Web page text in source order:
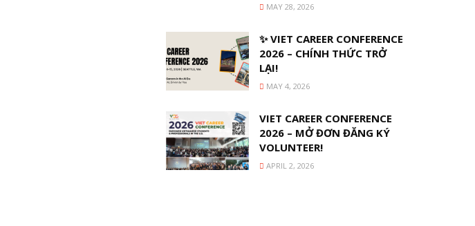
MAY 28, 2026
✨ VIET CAREER CONFERENCE
2026 – CHÍNH THỨC TRỞ
LẠI!
MAY 4, 2026
VIET CAREER CONFERENCE
2026 – MỞ ĐƠN ĐĂNG KÝ
VOLUNTEER!
APRIL 2, 2026